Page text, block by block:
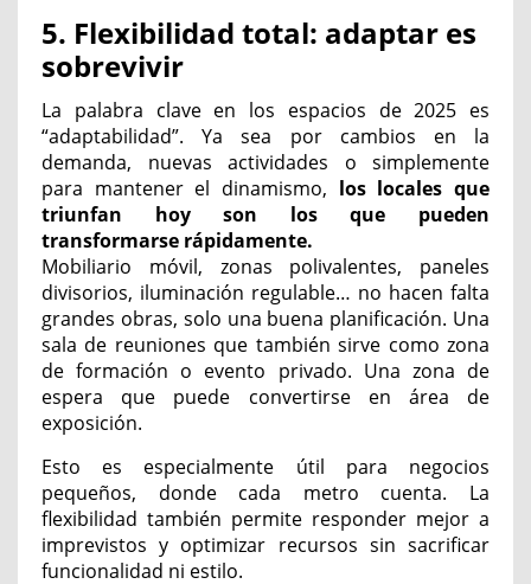
5. Flexibilidad total: adaptar es
sobrevivir
La palabra clave en los espacios de 2025 es
“adaptabilidad”. Ya sea por cambios en la
demanda, nuevas actividades o simplemente
para mantener el dinamismo, los locales que
triunfan hoy son los que pueden
transformarse rápidamente.
Mobiliario móvil, zonas polivalentes, paneles
divisorios, iluminación regulable… no hacen falta
grandes obras, solo una buena planificación. Una
sala de reuniones que también sirve como zona
de formación o evento privado. Una zona de
espera que puede convertirse en área de
exposición.
Esto es especialmente útil para negocios
pequeños, donde cada metro cuenta. La
flexibilidad también permite responder mejor a
imprevistos y optimizar recursos sin sacrificar
funcionalidad ni estilo.